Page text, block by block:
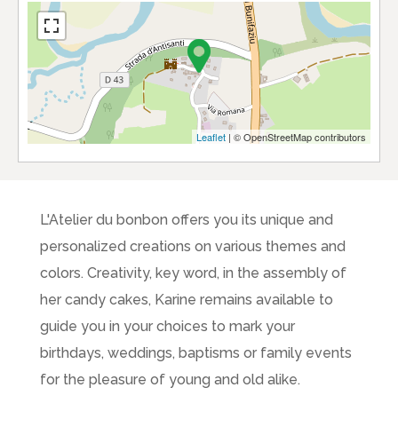
Leaflet | © OpenStreetMap contributors
L'Atelier du bonbon offers you its unique and
personalized creations on various themes and
colors. Creativity, key word, in the assembly of
her candy cakes, Karine remains available to
guide you in your choices to mark your
birthdays, weddings, baptisms or family events
for the pleasure of young and old alike.